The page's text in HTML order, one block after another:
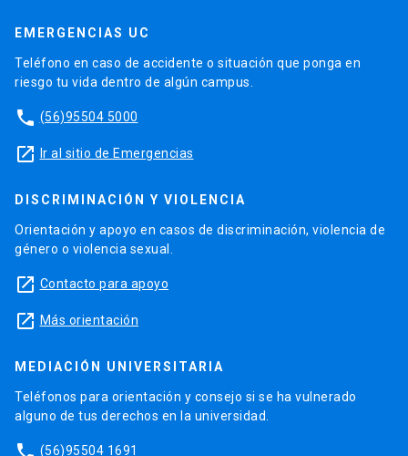
EMERGENCIAS UC
Teléfono en caso de accidente o situación que ponga en
riesgo tu vida dentro de algún campus.
phone (56)95504 5000
launch Ir al sitio de Emergencias
DISCRIMINACIÓN Y VIOLENCIA
Orientación y apoyo en casos de discriminación, violencia de
género o violencia sexual.
launch Contacto para apoyo
launch Más orientación
MEDIACIÓN UNIVERSITARIA
Teléfonos para orientación y consejo si se ha vulnerado
alguno de tus derechos en la universidad.
(56)95504 1691